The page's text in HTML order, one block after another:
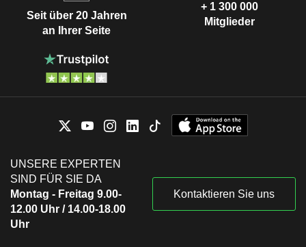
Seit über 20 Jahren
an Ihrer Seite
+ 1 300 000
Mitglieder
UNSERE EXPERTEN
SIND FÜR SIE DA
Montag - Freitag 9.00-
12.00 Uhr / 14.00-18.00
Uhr
Kontaktieren Sie uns